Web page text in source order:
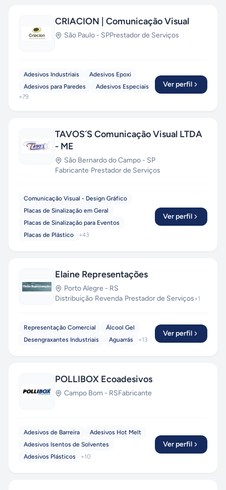
CRIACION | Comunicação Visual
São Paulo - SPPrestador de Serviços
Adesivos Industriais
Adesivos Epoxi
Adesivos para Paredes
Adesivos Especiais
+79
Ver perfil
TAVOS´S Comunicação Visual LTDA
- ME
São Bernardo do Campo - SP
Fabricante·Prestador de Serviços
Comunicação Visual - Design Gráfico
Placas de Sinalização em Geral
Placas de Sinalização para Eventos
Placas de Plástico
+43
Ver perfil
Elaine Representações
Porto Alegre - RS
Distribuição·Revenda·Prestador de Serviços+1
Representação Comercial
Álcool Gel
Desengraxantes Industriais
Aguarrás +13
Ver perfil
POLLIBOX Ecoadesivos
Campo Bom - RSFabricante
Adesivos de Barreira
Adesivos Hot Melt
Adesivos Isentos de Solventes
Adesivos Plásticos
+10
Ver perfil